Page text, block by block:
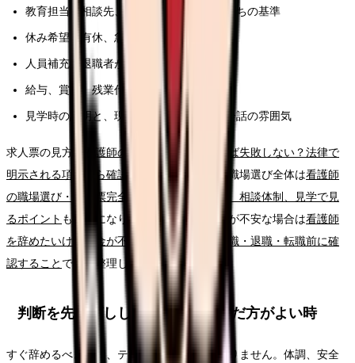
教育担当、相談先、フォロー期間、独り立ちの基準
休み希望、有休、急な休みへの対応
人員補充、退職者が出た時の業務分担
給与、賞与、残業代、昇給、各種手当
見学時の説明と、現場スタッフの表情や会話の雰囲気
求人票の見方は
看護師の求人票、どこを見れば失敗しない？法律で
明示される項目から確認する読み方ガイド
、職場選び全体は看護師
の職場選び・求人票完全ガイド。条件、教育、相談体制、見学で見
るポイント も参考になります。給与や生活費が不安な場合は看護師
を辞めたいけどお金が不安な時の考え方｜休職・退職・転職前に確
認すること で先に整理してください。
判断を先延ばししてよい時・急いだ方がよい時
すぐ辞めるべきかは、テーマ名だけでは決まりません。体調、安全